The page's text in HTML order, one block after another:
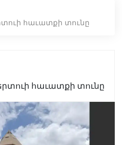
հաւատքի տունը
հաւատքի տունը